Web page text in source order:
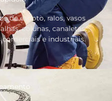
de esgoto, ralos, vasos
colunas, canaletas,
e industriais.